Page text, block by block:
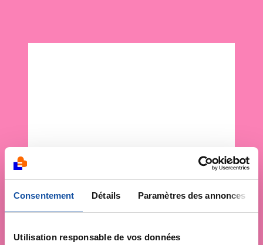
Consentement Détails Paramètres des annonces
Utilisation responsable de vos données